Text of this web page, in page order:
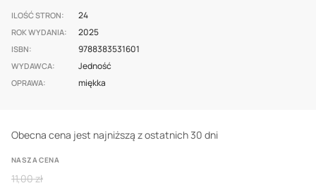
images
gallery
ILOŚĆ STRON 24
ROK WYDANIA 2025
ISBN 9788383531601
WYDAWCA Jedność
OPRAWA miękka
Obecna cena jest najniższą z ostatnich 30 dni
NASZA CENA
Regular
11,00 zł